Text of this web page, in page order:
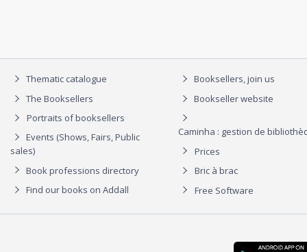
Thematic catalogue
The Booksellers
Portraits of booksellers
Events (Shows, Fairs, Public
sales)
Book professions directory
Find our books on Addall
Booksellers, join us
Bookseller website
Caminha : gestion de
Prices
Bric à brac
Free Software